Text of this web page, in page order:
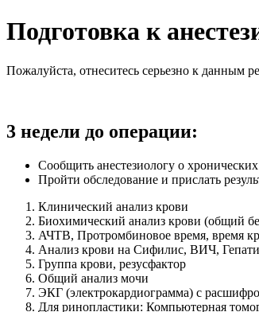
Подготовка к
Пожалуйста, отнеситесь серьезно к данным
3 недели до операции:
Сообщить анестезиологу о
Пройти обследование и прислать
Клинический анализ крови
Биохимический анализ крови (общий
АЧТВ, Протромбиновое время, время
Анализ крови на Сифилис, ВИЧ,
Группа крови, резус­фактор
Общий анализ мочи
ЭКГ (электрокардиограмма) с
Для ринопластики: Компьютерная